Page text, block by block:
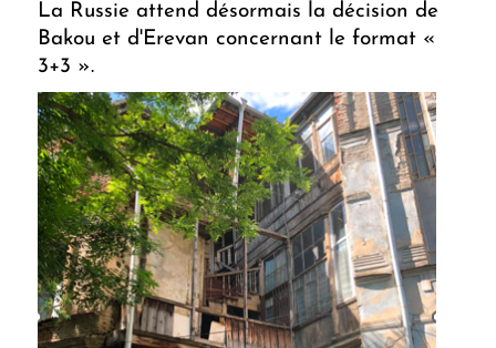
La Russie attend désormais la décision de
Bakou et d'Erevan concernant le format «
3+3 ».